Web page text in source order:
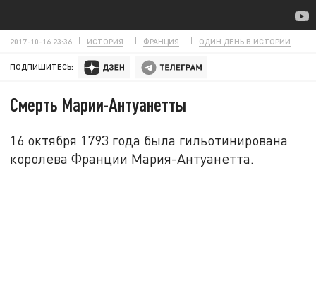
2017-10-16 23:36 ИСТОРИЯ ФРАНЦИЯ ОДИН ДЕНЬ В ИСТОРИИ
ПОДПИШИТЕСЬ:
Смерть Марии-Антуанетты
16 октября 1793 года была гильотинирована
королева Франции Мария-Антуанетта.